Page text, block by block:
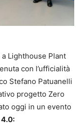
Lighthouse Plant
con l’ufficialità
Stefano Patuanelli
progetto Zero
oggi in un evento